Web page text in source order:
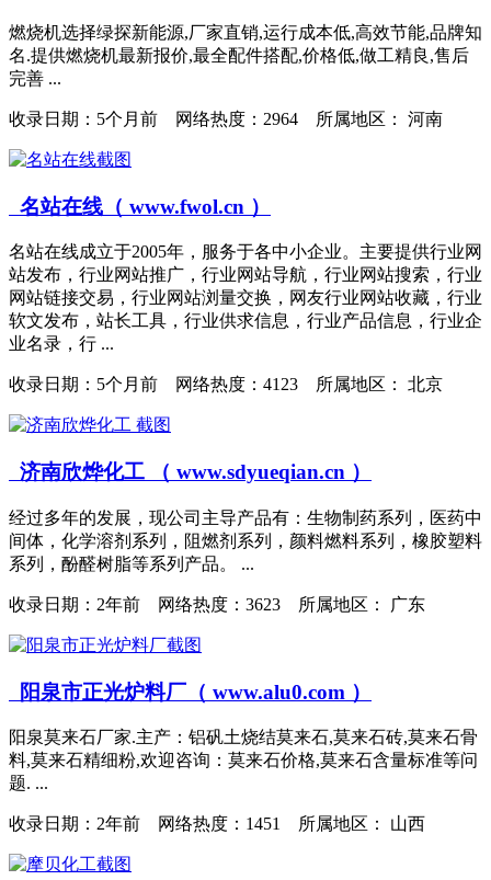
燃烧机选择绿探新能源,厂家直销,运行成本低,高效节能,品牌知
名.提供燃烧机最新报价,最全配件搭配,价格低,做工精良,售后
完善 ...
收录日期： 5个月前 网络热度：2964 所属地区： 河南
名站在线（ www.fwol.cn ）
名站在线成立于2005年，服务于各中小企业。主要提供行业网
站发布，行业网站推广，行业网站导航，行业网站搜索，行业
网站链接交易，行业网站浏量交换，网友行业网站收藏，行业
软文发布，站长工具，行业供求信息，行业产品信息，行业企
业名录，行 ...
收录日期： 5个月前 网络热度：4123 所属地区： 北京
济南欣烨化工 （ www.sdyueqian.cn ）
经过多年的发展，现公司主导产品有：生物制药系列，医药中
间体，化学溶剂系列，阻燃剂系列，颜料燃料系列，橡胶塑料
系列，酚醛树脂等系列产品。 ...
收录日期： 2年前 网络热度：3623 所属地区： 广东
阳泉市正光炉料厂（ www.alu0.com ）
阳泉莫来石厂家.主产：铝矾土烧结莫来石,莫来石砖,莫来石骨
料,莫来石精细粉,欢迎咨询：莫来石价格,莫来石含量标准等问
题. ...
收录日期： 2年前 网络热度：1451 所属地区： 山西